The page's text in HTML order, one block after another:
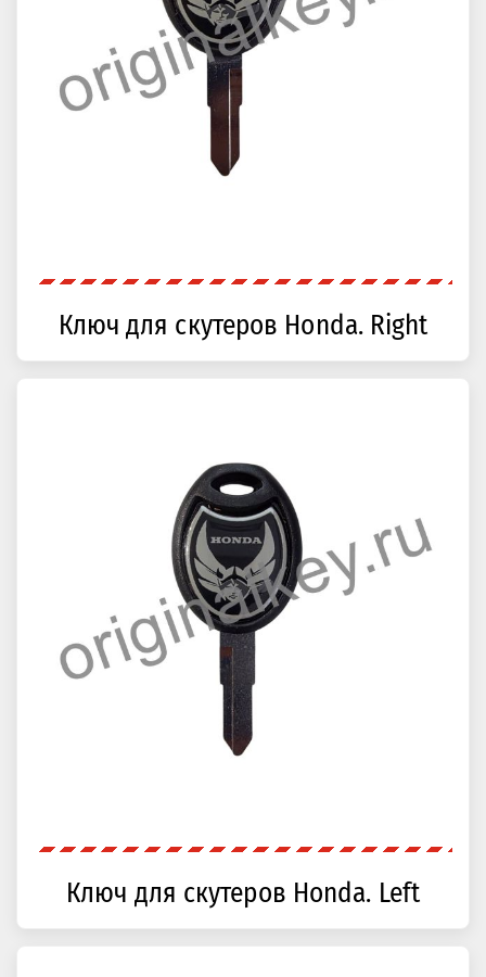
Ключ для скутеров Honda. Right
Ключ для скутеров Honda. Left